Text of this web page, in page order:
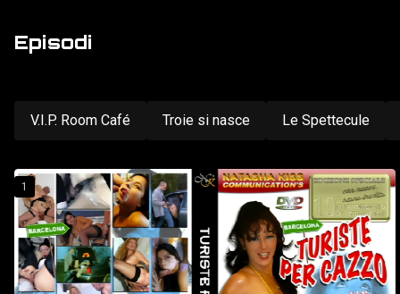
Episodi
V.I.P. Room Café Troie si nasce Le Spettecule
1